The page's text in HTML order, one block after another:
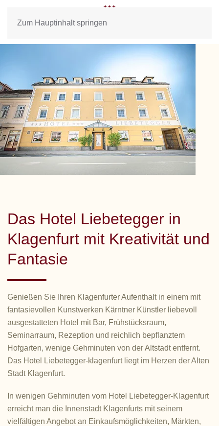
Zum Hauptinhalt springen
Das Hotel Liebetegger in
Klagenfurt mit Kreativität und
Fantasie
Genießen Sie Ihren Klagenfurter Aufenthalt in einem mit
fantasievollen Kunstwerken Kärntner Künstler liebevoll
ausgestatteten Hotel mit Bar, Frühstücksraum,
Seminarraum, Rezeption und reichlich bepflanztem
Hofgarten, wenige Gehminuten von der Altstadt entfernt.
Das Hotel Liebetegger-klagenfurt liegt im Herzen der Alten
Stadt Klagenfurt.
In wenigen Gehminuten vom Hotel Liebetegger-Klagenfurt
erreicht man die Innenstadt Klagenfurts mit seinem
vielfältigen Angebot an Einkaufsmöglichkeiten, Märkten,